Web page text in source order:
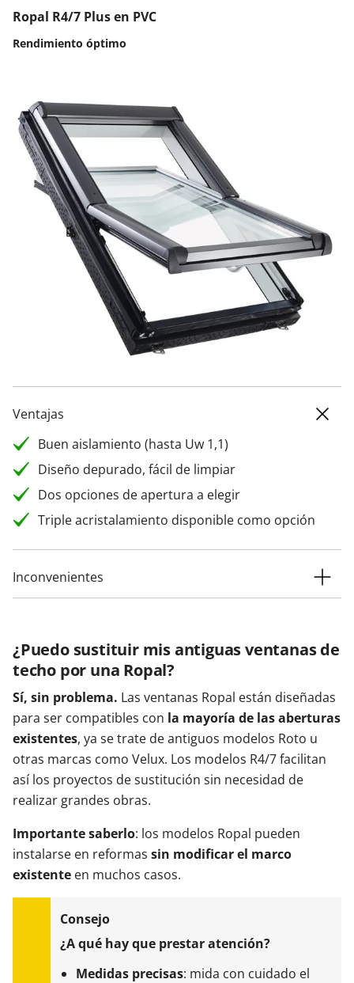
Ropal R4/7 Plus en PVC
Rendimiento óptimo
Ventajas
Buen aislamiento (hasta Uw 1,1)
Diseño depurado, fácil de limpiar
Dos opciones de apertura a elegir
Triple acristalamiento disponible como opción
Inconvenientes
¿Puedo sustituir mis antiguas ventanas de
techo por una Ropal?
Sí, sin problema. Las ventanas Ropal están diseñadas
para ser compatibles con la mayoría de las aberturas
existentes, ya se trate de antiguos modelos Roto u
otras marcas como Velux. Los modelos R4/7 facilitan
así los proyectos de sustitución sin necesidad de
realizar grandes obras.
Importante saberlo: los modelos Ropal pueden
instalarse en reformas sin modificar el marco
existente en muchos casos.
¿A qué hay que prestar atención?
Medidas precisas: mida con cuidado el